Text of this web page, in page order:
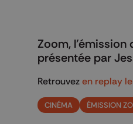
Zoom, l'émission
présentée par
Retrouvez en replay
CINÉMA ÉMISSION